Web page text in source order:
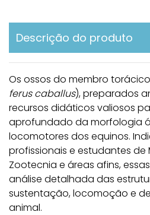
Descrição do produto
Os ossos do membro
ferus caballus), preparados
recursos didáticos valiosos
aprofundado da morfologia
locomotores dos equinos.
profissionais e estudantes de
Zootecnia e áreas afins,
análise detalhada das
sustentação, locomoção e
animal.